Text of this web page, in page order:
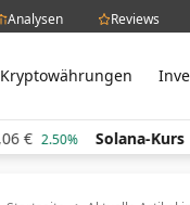
Analysen Reviews
Kryptowährungen
2.50% Solana-Kurs